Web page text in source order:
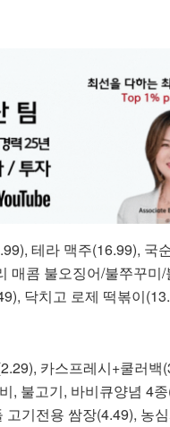
테라 맥주(16.99), 국
매콤 불오징어/불쭈꾸미/
닥치고 로제 떡볶이
카스프레시+쿨러백
, 불고기, 바비큐양념 4
기전용 쌈장(4.49), 농